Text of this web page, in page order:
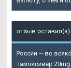
отзыв оставил(а)
России — во
тамоксивер 20mg